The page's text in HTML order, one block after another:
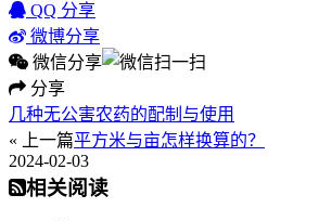
QQ 分享
微博分享
微信分享
分享
几种无公害农药的配制与使用
« 上一篇平方米与亩怎样换算的？
2024-02-03
相关阅读